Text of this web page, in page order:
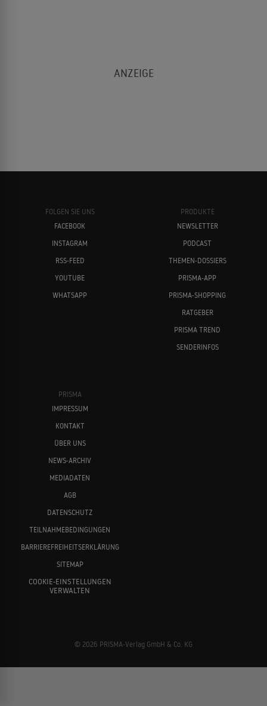
FOLGEN SIE UNS
FACEBOOK
INSTAGRAM
RSS-FEED
YOUTUBE
WHATSAPP
PRODUKTE
NEWSLETTER
PODCAST
THEMEN-DOSSIERS
PRISMA-APP
PRISMA-SHOPPING
RATGEBER
PRISMA TREND
SENDERINFOS
PRISMA
IMPRESSUM
KONTAKT
ÜBER UNS
NEWS-ARCHIV
MEDIADATEN
AGB
DATENSCHUTZ
TEILNAHMEBEDINGUNGEN
BARRIEREFREIHEITSERKLÄRUNG
SITEMAP
COOKIE-EINSTELLUNGEN
VERWALTEN
© 2026 PRISMA-Verlag GmbH & Co. KG